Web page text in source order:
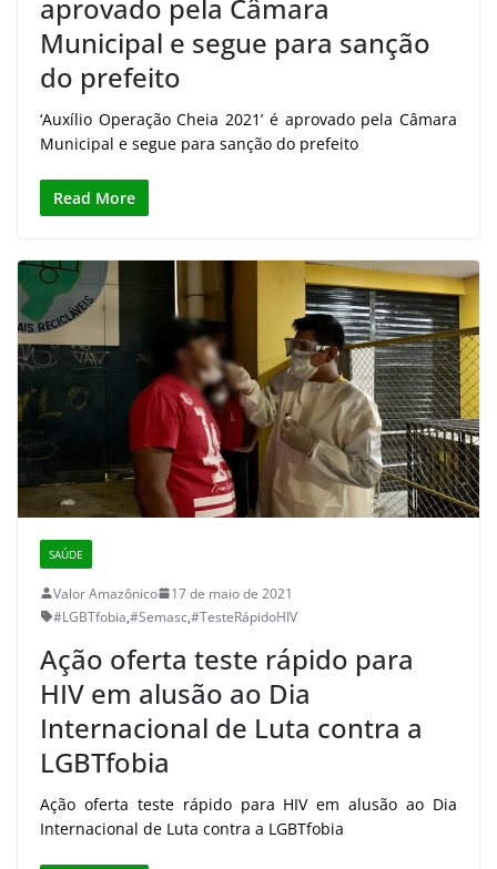
aprovado pela Câmara
Municipal e segue para sanção
do prefeito
‘Auxílio Operação Cheia 2021’ é aprovado pela Câmara
Municipal e segue para sanção do prefeito
Read More
SAÚDE
Valor Amazônico
17 de maio de 2021
#LGBTfobia,#Semasc,#TesteRápidoHIV
Ação oferta teste rápido para
HIV em alusão ao Dia
Internacional de Luta contra a
LGBTfobia
Ação oferta teste rápido para HIV em alusão ao Dia
Internacional de Luta contra a LGBTfobia